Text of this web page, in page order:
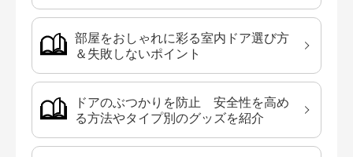
部屋をおしゃれに彩る室内ドア選び方
＆失敗しないポイント
ドアのぶつかりを防止 安全性を高め
る方法やタイプ別のグッズを紹介